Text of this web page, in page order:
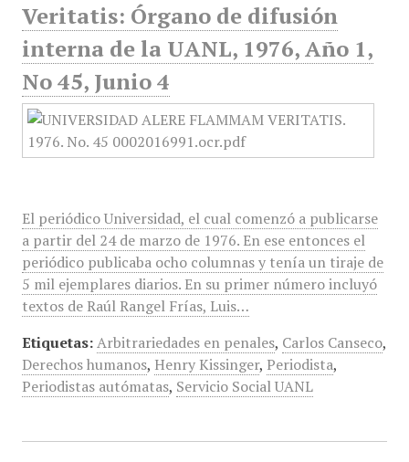
Veritatis: Órgano de difusión
interna de la UANL, 1976, Año 1,
No 45, Junio 4
El periódico Universidad, el cual comenzó a publicarse
a partir del 24 de marzo de 1976. En ese entonces el
periódico publicaba ocho columnas y tenía un tiraje de
5 mil ejemplares diarios. En su primer número incluyó
textos de Raúl Rangel Frías, Luis…
Etiquetas: Arbitrariedades en penales, Carlos Canseco,
Derechos humanos, Henry Kissinger, Periodista,
Periodistas autómatas, Servicio Social UANL